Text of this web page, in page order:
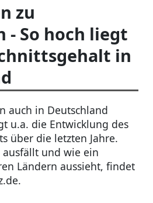
zu
- So hoch liegt
in
auch in Deutschland
u.a. die Entwicklung des
über die letzten Jahre.
und wie ein
Ländern aussieht, findet